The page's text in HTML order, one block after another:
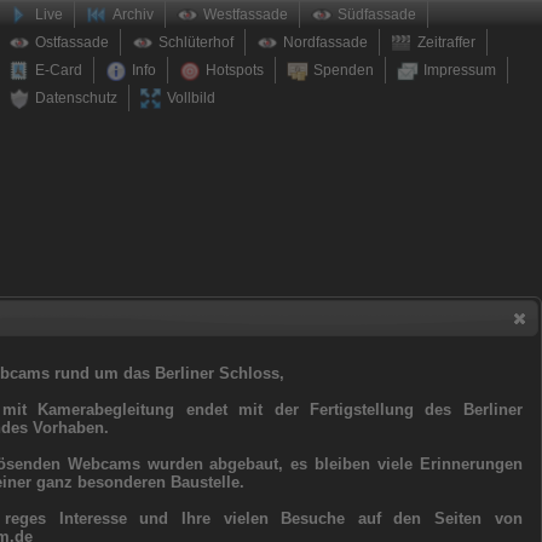
Live Archiv Westfassade
Südfassade
Ostfassade
Schlüterhof Nordfassade
Zeitraffer
E-Card
Info Hotspots Spenden
Impressum
Datenschutz
Vollbild
rund um das Berliner Schloss,
Kamerabegleitung endet mit der Fertigstellung des Berliner
Vorhaben.
Webcams wurden abgebaut, es bleiben viele Erinnerungen
ganz besonderen Baustelle.
Interesse und Ihre vielen Besuche auf den Seiten von